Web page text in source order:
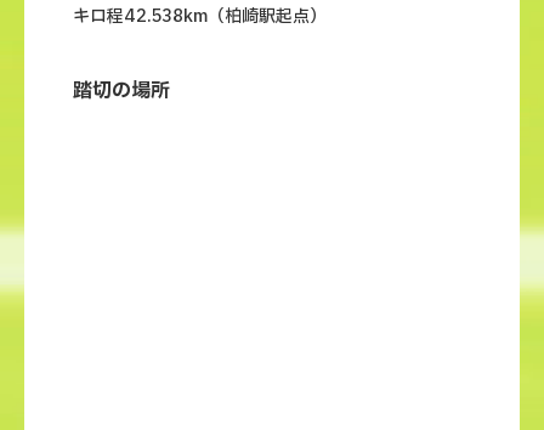
キロ程42.538km（柏崎駅起点）
踏切の場所